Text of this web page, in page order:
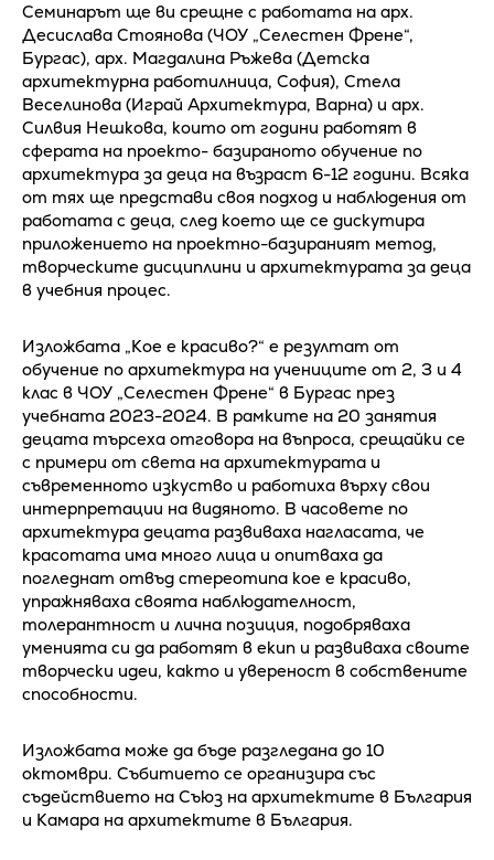
Семинарът ще ви срещне с работата на арх.
Десислава Стоянова (ЧОУ „Селестен Френе“,
Бургас), арх. Магдалина Ръжева (Детска
архитектурна работилница, София), Стела
Веселинова (Играй Архитектура, Варна) и арх.
Силвия Нешкова, които от години работят в
сферата на проекто- базираното обучение по
архитектура за деца на възраст 6-12 години. Всяка
от тях ще представи своя подход и наблюдения от
работата с деца, след което ще се дискутира
приложението на проектно-базираният метод,
творческите дисциплини и архитектурата за деца
в учебния процес.
Изложбата „Кое е красиво?“ е резултат от
обучение по архитектура на учениците от 2, 3 и 4
клас в ЧОУ „Селестен Френе“ в Бургас през
учебната 2023-2024. В рамките на 20 занятия
децата търсеха отговора на въпроса, срещайки се
с примери от света на архитектурата и
съвременното изкуство и работиха върху свои
интерпретации на видяното. В часовете по
архитектура децата развиваха нагласата, че
красотата има много лица и опитваха да
погледнат отвъд стереотипа кое е красиво,
упражняваха своята наблюдателност,
толерантност и лична позиция, подобряваха
уменията си да работят в екип и развиваха своите
творчески идеи, както и увереност в собствените
способности.
Изложбата може да бъде разгледана до 10
октомври. Събитието се организира със
съдействието на Съюз на архитектите в България
и Камара на архитектите в България.